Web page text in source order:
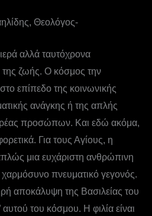
Θεολόγος-
αλλά ταυτόχρονα
ζωής. Ο κόσμος την
επίπεδο της κοινωνικής
ανάγκης ή της απλής
προσώπων. Και εδώ ακόμα,
Για τους Αγίους, η
μια ευχάριστη ανθρώπινη
πνευματικό γεγονός.
αποκάλυψη της Βασιλείας του
του κόσμου. Η φιλία είναι